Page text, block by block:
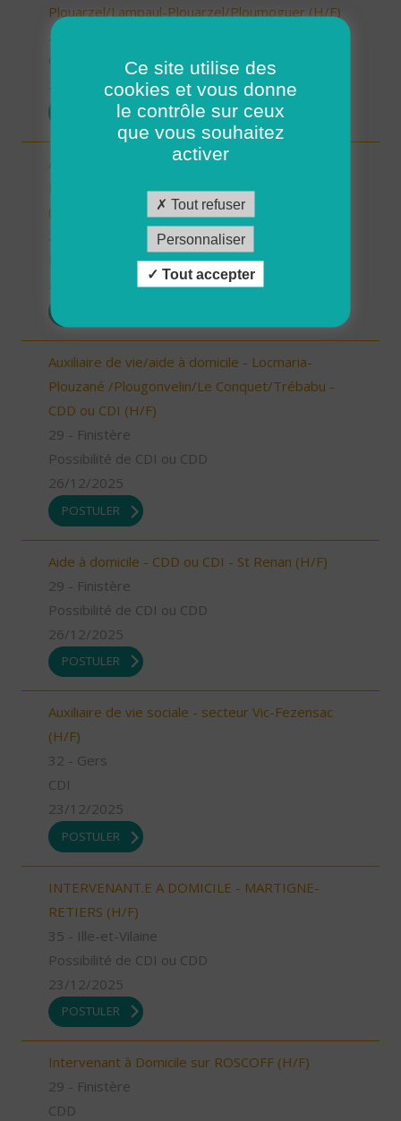
Plouarzel/Lampaul-Plouarzel/Ploumoguer (H/F)
29 - Finistère
26/12/2025
Auxiliaire de vie/ aide à domicile - Plourin, Brélès,
Lanildut, Porspoder, Landunvez - CDI ou CDD
(H/F)
Possibilité de CDI ou CDD
Auxiliaire de vie/aide à domicile - Locmaria-
Plouzané /Plougonvelin/Le Conquet/Trébabu -
CDD ou CDI (H/F)
29 - Finistère
Possibilité de CDI ou CDD
26/12/2025
POSTULER
Aide à domicile - CDD ou CDI - St Renan (H/F)
29 - Finistère
Possibilité de CDI ou CDD
26/12/2025
POSTULER
Auxiliaire de vie sociale - secteur Vic-Fezensac
(H/F)
32 - Gers
CDI
23/12/2025
POSTULER
INTERVENANT.E A DOMICILE - MARTIGNE-
RETIERS (H/F)
35 - Ille-et-Vilaine
Possibilité de CDI ou CDD
23/12/2025
POSTULER
Intervenant à Domicile sur ROSCOFF (H/F)
29 - Finistère
CDD
Ce site utilise des
cookies et vous donne
le contrôle sur ceux
que vous souhaitez
activer
Tout refuser
Personnaliser
Tout accepter